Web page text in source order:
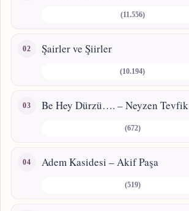
(11.556)
Şairler ve Şiirler
(10.194)
Be Hey Dürzü…. – Neyzen Tevfik
(672)
Adem Kasidesi – Akif Paşa
(519)